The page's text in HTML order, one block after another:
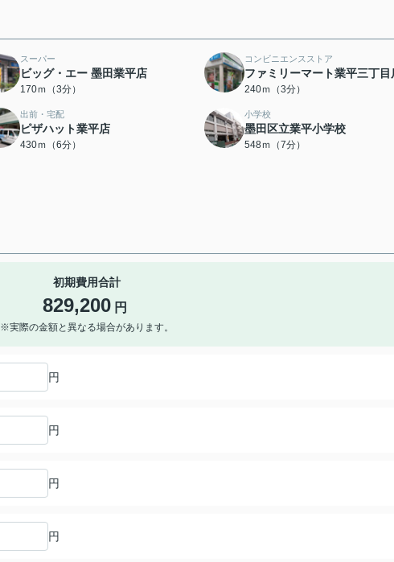
スーパー
ビッグ・エー 墨田業平店
170ｍ（3分）
コンビニエンスストア
ファミリーマート業平三丁目
240ｍ（3分）
出前・宅配
ピザハット業平店
430ｍ（6分）
小学校
墨田区立業平小学校
548ｍ（7分）
初期費用合計
829,200 円
※実際の金額と異なる場合があります。
円
円
円
円